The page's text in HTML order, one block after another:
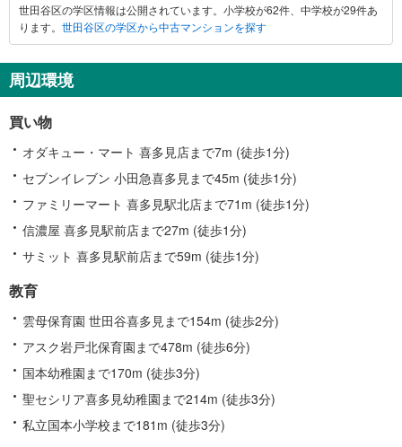
世田谷区の学区情報は公開されています。小学校が62件、中学校が29件あ
ります。 世田谷区の学区から中古マンションを探す
周辺環境
買い物
オダキュー・マート 喜多見店まで7m (徒歩1分)
セブンイレブン 小田急喜多見まで45m (徒歩1分)
ファミリーマート 喜多見駅北店まで71m (徒歩1分)
信濃屋 喜多見駅前店まで27m (徒歩1分)
サミット 喜多見駅前店まで59m (徒歩1分)
教育
雲母保育園 世田谷喜多見まで154m (徒歩2分)
アスク岩戸北保育園まで478m (徒歩6分)
国本幼稚園まで170m (徒歩3分)
聖セシリア喜多見幼稚園まで214m (徒歩3分)
私立国本小学校まで181m (徒歩3分)